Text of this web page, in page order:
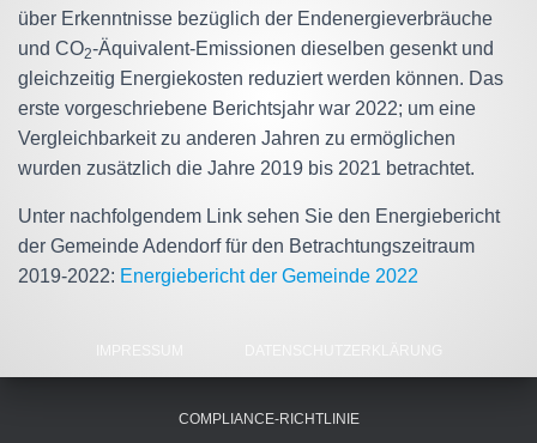
über Erkenntnisse bezüglich der Endenergieverbräuche
und CO2-Äquivalent-Emissionen dieselben gesenkt und
gleichzeitig Energiekosten reduziert werden können. Das
erste vorgeschriebene Berichtsjahr war 2022; um eine
Vergleichbarkeit zu anderen Jahren zu ermöglichen
wurden zusätzlich die Jahre 2019 bis 2021 betrachtet.
Unter nachfolgendem Link sehen Sie den Energiebericht
der Gemeinde Adendorf für den Betrachtungszeitraum
2019-2022: Energiebericht der Gemeinde 2022
COMPLIANCE-RICHTLINIE